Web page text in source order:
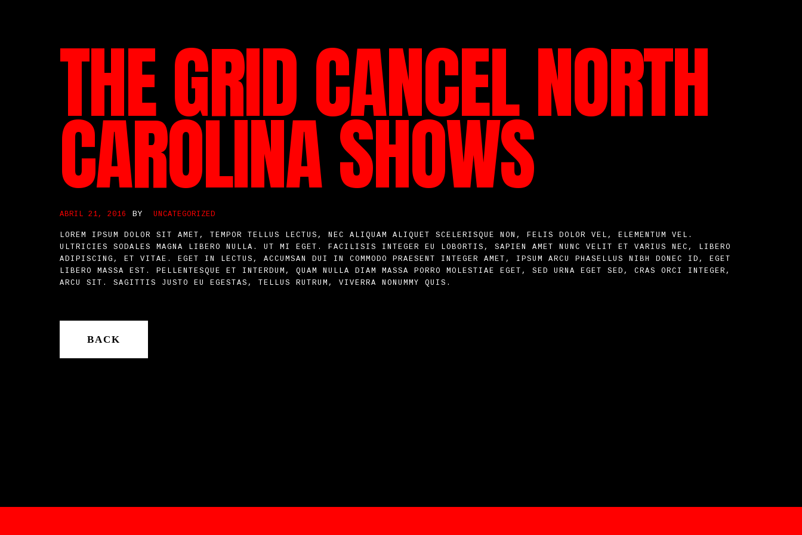
THE GRID CANCEL NORTH
CAROLINA SHOWS
ABRIL 21, 2016 BY UNCATEGORIZED
LOREM IPSUM DOLOR SIT AMET, TEMPOR TELLUS LECTUS, NEC ALIQUAM ALIQUET SCELERISQUE NON, FELIS DOLOR VEL, ELEMENTUM VEL.
ULTRICIES SODALES MAGNA LIBERO NULLA. UT MI EGET. FACILISIS INTEGER EU LOBORTIS, SAPIEN AMET NUNC VELIT ET VARIUS NEC, LIBERO
ADIPISCING, ET VITAE. EGET IN LECTUS, ACCUMSAN DUI IN COMMODO PRAESENT INTEGER AMET, IPSUM ARCU PHASELLUS NIBH DONEC ID, EGET
LIBERO MASSA EST. PELLENTESQUE ET INTERDUM, QUAM NULLA DIAM MASSA PORRO MOLESTIAE EGET, SED URNA EGET SED, CRAS ORCI INTEGER,
ARCU SIT. SAGITTIS JUSTO EU EGESTAS, TELLUS RUTRUM, VIVERRA NONUMMY QUIS.
BACK